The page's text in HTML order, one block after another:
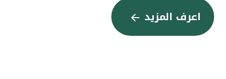
اعرف المزيد